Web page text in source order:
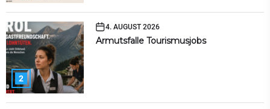
2
4. AUGUST 2026
Armutsfalle Tourismusjobs